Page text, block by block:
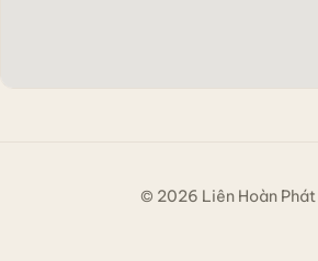
© 2026 Liên Hoàn Phát